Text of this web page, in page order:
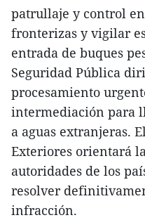
patrullaje y control
fronterizas y vigilar
entrada de buques
Seguridad Pública
procesamiento
intermediación para
a aguas extranjeras.
Exteriores orientará
autoridades de los
resolver
infracción.